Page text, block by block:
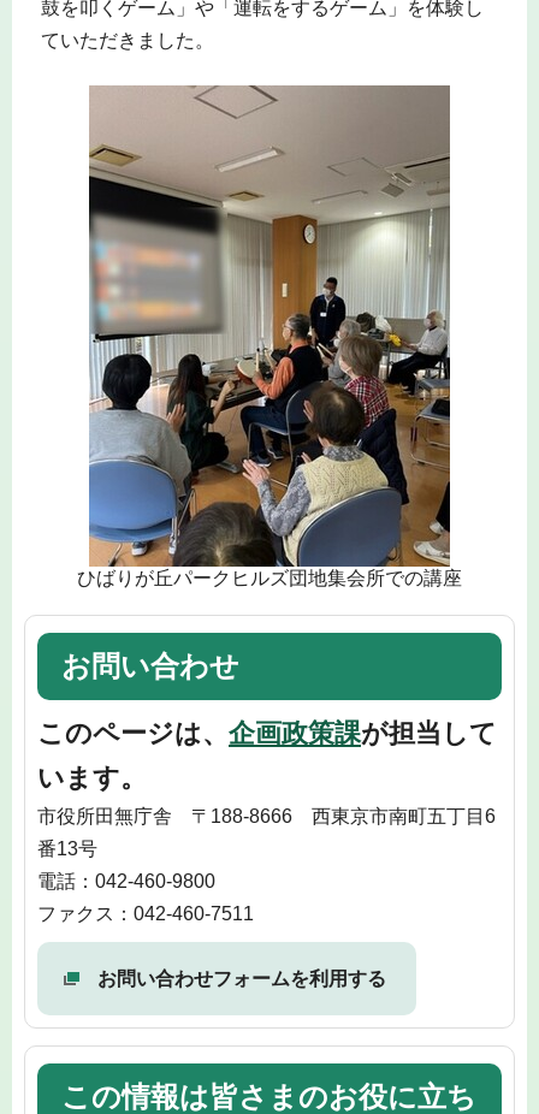
鼓を叩くゲーム」や「運転をするゲーム」を体験し
ていただきました。
ひばりが丘パークヒルズ団地集会所での講座
お問い合わせ
このページは、 企画政策課が担当して
います。
市役所田無庁舎 〒188-8666 西東京市南町五丁目6
番13号
電話：042-460-9800
ファクス：042-460-7511
お問い合わせフォームを利用する
この情報は皆さまのお役に立ち